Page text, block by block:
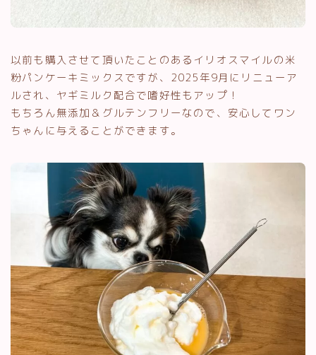
以前も購入させて頂いたことのあるイリオスマイルの米
粉パンケーキミックスですが、2025年9月にリニューア
ルされ、ヤギミルク配合で嗜好性もアップ！
もちろん無添加＆グルテンフリーなので、安心してワン
ちゃんに与えることができます。